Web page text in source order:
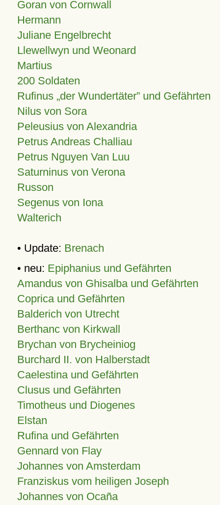
Goran von Cornwall
Hermann
Juliane Engelbrecht
Llewellwyn und Weonard
Martius
200 Soldaten
Rufinus „der Wundertäter” und Gefährten
Nilus von Sora
Peleusius von Alexandria
Petrus Andreas Challiau
Petrus Nguyen Van Luu
Saturninus von Verona
Russon
Segenus von Iona
Walterich
• Update: Brenach
• neu: Epiphanius und Gefährten
Amandus von Ghisalba und Gefährten
Coprica und Gefährten
Balderich von Utrecht
Berthanc von Kirkwall
Brychan von Brycheiniog
Burchard II. von Halberstadt
Caelestina und Gefährten
Clusus und Gefährten
Timotheus und Diogenes
Elstan
Rufina und Gefährten
Gennard von Flay
Johannes von Amsterdam
Franziskus vom heiligen Joseph
Johannes von Ocaña